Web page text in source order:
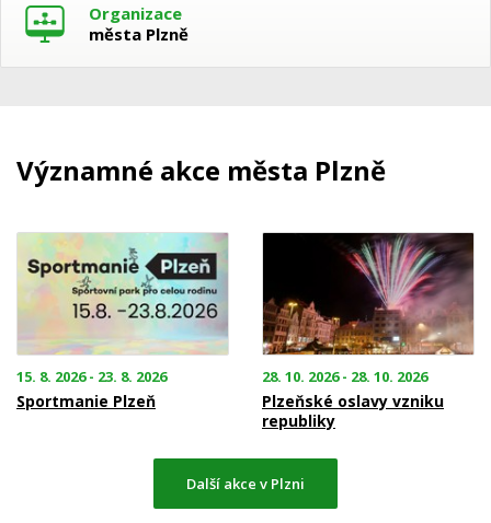
Organizace
města Plzně
Významné akce města Plzně
15. 8. 2026 - 23. 8. 2026
Sportmanie Plzeň
28. 10. 2026 - 28. 10. 2026
Plzeňské oslavy vzniku
republiky
Další akce v Plzni